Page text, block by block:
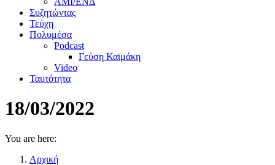
Συζητώντας
Τεύχη
Πολυμέσα
Podcast
Γεύση Καϊμάκη
Video
Ταυτότητα
18/03/2022
You are here:
Αρχική